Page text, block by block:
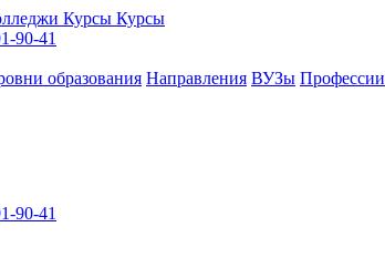
Курсы Курсы
90-41
образования Направления ВУЗы Профессии
90-41